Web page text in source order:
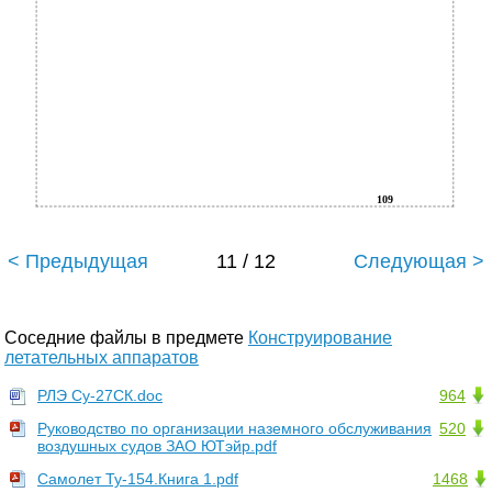
109
< Предыдущая 11 / 12 Следующая >
Соседние файлы в предмете Конструирование
летательных аппаратов
964
РЛЭ Су-27СК.doc
520
Руководство по организации наземного обслуживания
воздушных судов ЗАО ЮТэйр.pdf
1468
Самолет Ту-154.Книга 1.pdf